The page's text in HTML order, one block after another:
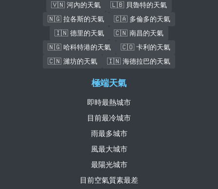
🇻🇳 河內的天氣
🇱🇧 貝魯特的天氣
🇳🇬 拉各斯的天氣
🇨🇦 多倫多的天氣
🇮🇳 德里的天氣
🇨🇳 南昌的天氣
🇳🇬 哈科特港的天氣
🇨🇴 卡利的天氣
🇨🇳 濰坊的天氣
🇮🇳 海德拉巴的天氣
極端天氣
即時最熱城市
目前最冷城市
雨最多城市
風最大城市
最陽光城市
目前空氣質素最差